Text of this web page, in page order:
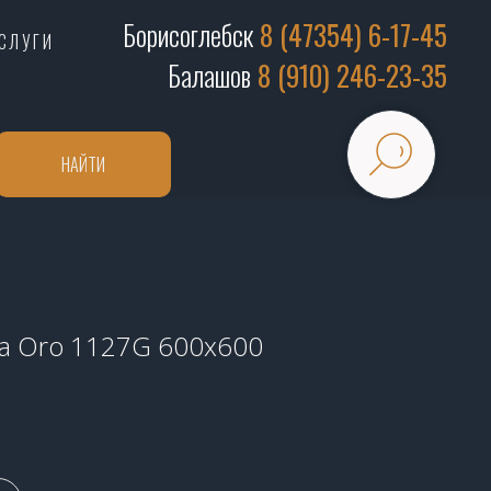
Борисоглебск8 (47354) 6-17-45
Балашов 8 (910) 246-23-35
НАЙТИ
Oro 1127G 600x600